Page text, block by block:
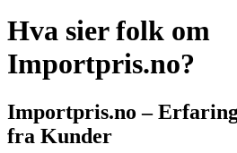
Hva sier folk om
Importpris.no?
Importpris.no –
fra Kunder